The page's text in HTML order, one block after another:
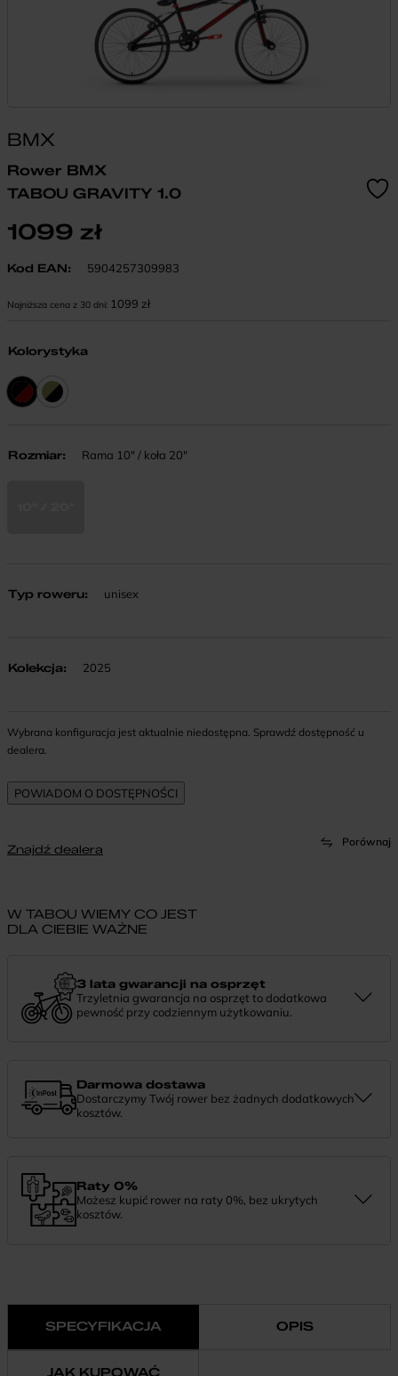
BMX
Rower BMX
TABOU GRAVITY 1.0
1099 zł
Kod EAN: 5904257309983
Najniższa cena z 30 dni: 1099 zł
Kolorystyka
Rozmiar: Rama 10" / koła 20"
Typ roweru: unisex
Kolekcja: 2025
Wybrana konfiguracja jest aktualnie niedostępna. Sprawdź dostępność u
dealera.
Porównaj
Znajdź dealera
W TABOU WIEMY CO JEST
DLA CIEBIE WAŻNE
3 lata gwarancji na osprzęt
Trzyletnia gwarancja na osprzęt to dodatkowa
pewność przy codziennym użytkowaniu.
Darmowa dostawa
Dostarczymy Twój rower bez żadnych dodatkowych
kosztów.
Raty 0%
Możesz kupić rower na raty 0%, bez ukrytych
kosztów.
SPECYFIKACJA OPIS